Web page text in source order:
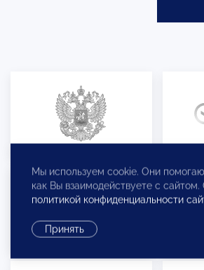
Мы используем cookie. Они
как Вы взаимодействуете с сайтом.
политикой конфиденциальности
Принять